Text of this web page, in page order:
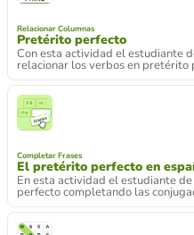
Relacionar Columnas
Pretérito perfecto
Con esta actividad el estudiante
relacionar los verbos en pretérito
Completar Frases
El pretérito perfecto en
En esta actividad el estudiante
perfecto completando las